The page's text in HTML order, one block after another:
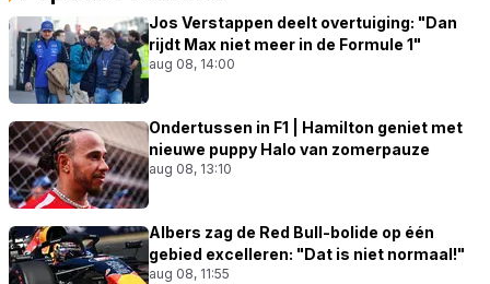
Jos Verstappen deelt overtuiging: "Dan
rijdt Max niet meer in de Formule 1"
aug 08, 14:00
Ondertussen in F1 | Hamilton geniet met
nieuwe puppy Halo van zomerpauze
aug 08, 13:10
Albers zag de Red Bull-bolide op één
gebied excelleren: "Dat is niet normaal!"
aug 08, 11:55